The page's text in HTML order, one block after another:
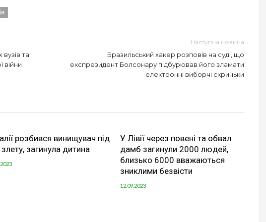
та
війни
Наступна новина
Бразильський хакер розповів на суді, що
експрезидент Болсонару підбурював його зламати
електронні виборчі скриньки
розбився винищувач під
загинула дитина
У Лівії через повені та обвал
дамб загинули 2000 людей,
близько 6000 вважаються
зниклими безвісти
12.09.2023